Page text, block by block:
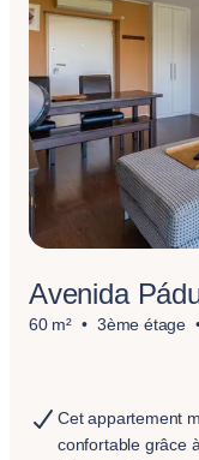
Avenida
60 m² 3ème étage
Cet appartement
confortable grâce